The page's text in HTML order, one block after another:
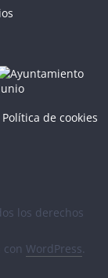
Política de cookies
los derechos
conWordPress.